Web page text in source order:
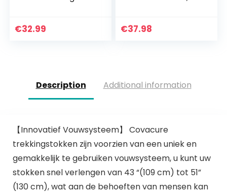
trekkingstokken
€32.99
dames en heren,
€37.98
Description Additional information
【Innovatief Vouwsysteem】 Covacure
trekkingstokken zijn voorzien van een uniek en
gemakkelijk te gebruiken vouwsysteem, u kunt uw
stokken snel verlengen van 43 “(109 cm) tot 51”
(130 cm), wat aan de behoeften van mensen kan